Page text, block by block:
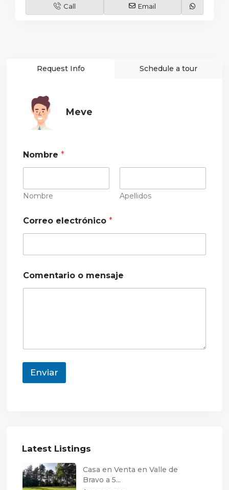
Call Email
Request Info Schedule a tour
Meve
Nombre*
Nombre Apellidos
Correo electrónico*
Comentario o mensaje
Enviar
Latest Listings
Casa en Venta en Valle de
Bravo a 5...